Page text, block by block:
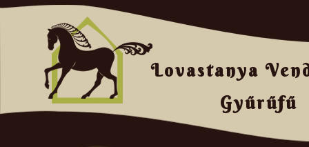
Lovastanya
Gyűrűfű